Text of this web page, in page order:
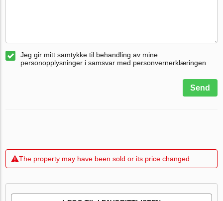
Jeg gir mitt samtykke til behandling av mine
personopplysninger i samsvar med personvernerklæringen
Send
The property may have been sold or its price changed